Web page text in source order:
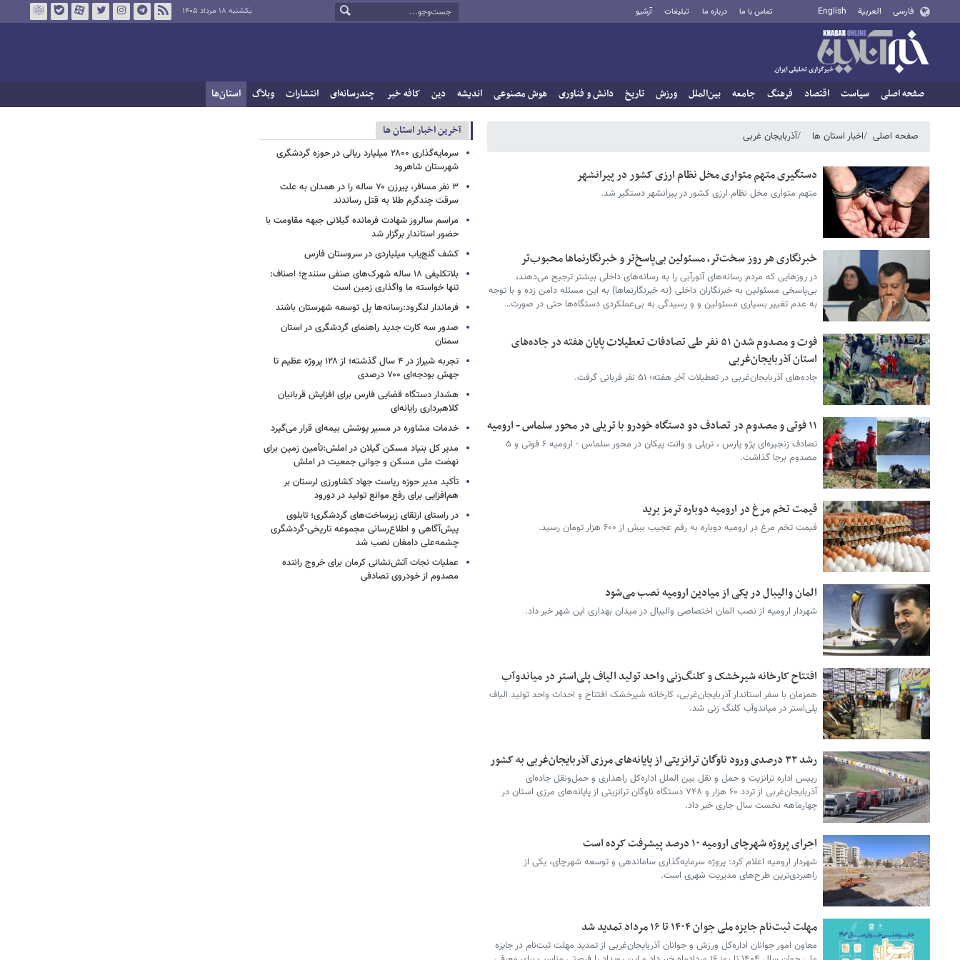
فارسی العربية English تماس با ما درباره ما تبلیغات آرشیو یکشنبه ۱۸ مرداد ۱۴۰۵
صفحه اصلی سیاست اقتصاد فرهنگ جامعه بین‌الملل ورزش تاریخ دانش و فناوری هوش مصنوعی اندیشه دین کافه خبر چندرسانه‌ای انتشارات وبلاگ استان‌ها
صفحه اصلی اخبار استان ها آذربایجان غربی
دستگیری متهم متواری مخل نظام ارزی کشور در پیرانشهر
متهم متواری مخل نظام ارزی کشور در پیرانشهر دستگیر شد.
خبرنگاری هر روز سخت‌تر، مسئولین بی‌پاسخ‌تر و خبرنگارنماها محبوب‌تر
در روزهایی که مردم رسانه‌های آنورآبی را به رسانه‌های داخلی بیشتر ترجیح می‌دهند،
بی‌پاسخی مسئولین به خبرنگاران داخلی (نه خبرنگارنماها) به این مسئله دامن زده و با توجه
به عدم تغییر بسیاری مسئولین و و رسیدگی به بی‌عملکردی دستگاه‌ها حتی در صورت…
فوت و مصدوم شدن ۵۱ نفر طی تصادفات تعطیلات پایان هفته در جاده‌های
استان آذربایجان‌غربی
جاده‌های آذربایجان‌غربی در تعطیلات آخر هفته؛ ۵۱ نفر قربانی گرفت.
۱۱ فوتی و مصدوم در تصادف دو دستگاه خودرو با تریلی در محور سلماس - ارومیه
تصادف زنجیره‌ای پژو پارس ، تریلی و وانت پیکان در محور سلماس - ارومیه ۶ فوتی و ۵
مصدوم برجا گذاشت.
قیمت تخم مرغ در ارومیه دوباره ترمز برید
قیمت تخم مرغ در ارومیه دوباره به رقم عجیب بیش از ۶۰۰ هزار تومان رسید.
المان والیبال در یکی از میادین ارومیه نصب می‌شود
شهردار ارومیه از نصب المان اختصاصی والیبال در میدان بهداری این شهر خبر داد.
افتتاح کارخانه شیرخشک و کلنگ‌زنی واحد تولید الیاف پلی‌استر در میاندوآب
همزمان با سفر استاندار آذربایجان‌غربی، کارخانه شیرخشک افتتاح و احداث واحد تولید الیاف
پلی‌استر در میاندوآب کلنگ زنی شد.
رشد ۳۲ درصدی ورود ناوگان ترانزیتی از پایانه‌های مرزی آذربایجان‌غربی به کشور
رییس اداره ترانزیت و حمل و نقل بین الملل اداره‌کل راهداری و حمل‌ونقل جاده‌ای
آذربایجان‌غربی از تردد ۶۰ هزار و ۷۴۸ دستگاه ناوگان ترانزیتی از پایانه‌های مرزی استان در
چهارماهه نخست سال جاری خبر داد.
اجرای پروژه شهرچای ارومیه ۱۰ درصد پیشرفت کرده است
شهردار ارومیه اعلام کرد: پروژه سرمایه‌گذاری ساماندهی و توسعه شهرچای، یکی از
راهبردی‌ترین طرح‌های مدیریت شهری است.
مهلت ثبت‌نام جایزه ملی جوان ۱۴۰۴ تا ۱۶ مرداد تمدید شد
معاون امور جوانان اداره‌کل ورزش و جوانان آذربایجان‌غربی از تمدید مهلت ثبت‌نام در جایزه
آخرین اخبار استان ها
سرمایه‌گذاری ۲۸۰۰ میلیارد ریالی در حوزه گردشگری
شهرستان شاهرود
۳ نفر مسافر، پیرزن ۷۰ ساله را در همدان به علت
سرقت چندگرم طلا به قتل رساندند
مراسم سالروز شهادت فرمانده گیلانی جبهه مقاومت با
حضور استاندار برگزار شد
کشف گنج‌یاب میلیاردی در سروستان فارس
بلاتکلیفی ۱۸ ساله شهرک‌های صنفی سنندج؛ اصناف:
تنها خواسته ما واگذاری زمین است
فرماندار لنگرود:رسانه‌ها پل توسعه شهرستان باشند
صدور سه کارت جدید راهنمای گردشگری در استان
سمنان
تجربه شیراز در ۴ سال گذشته؛ از ۱۲۸ پروژه عظیم تا
جهش بودجه‌ای ۷۰۰ درصدی
هشدار دستگاه قضایی فارس برای افزایش قربانیان
کلاهبرداری رایانه‌ای
خدمات مشاوره در مسیر پوشش بیمه‌ای قرار می‌گیرد
مدیر کل بنیاد مسکن گیلان در املش:تأمین زمین برای
نهضت ملی مسکن و جوانی جمعیت در املش
تأکید مدیر حوزه ریاست جهاد کشاورزی لرستان بر
هم‌افزایی برای رفع موانع تولید در دورود
در راستای ارتقای زیرساخت‌های گردشگری؛ تابلوی
پیش‌آگاهی و اطلاع‌رسانی مجموعه تاریخی-گردشگری
چشمه‌علی دامغان نصب شد
عملیات نجات آتش‌نشانی کرمان برای خروج راننده
مصدوم از خودروی تصادفی